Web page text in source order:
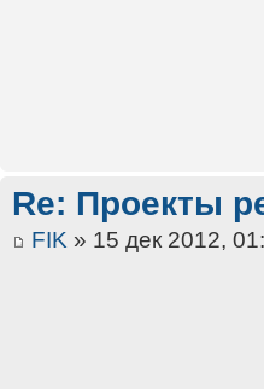
Re: Проекты
FIK » 15 дек 2012,